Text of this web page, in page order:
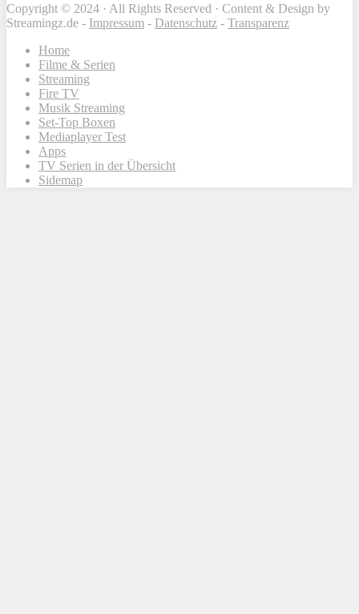
Copyright © 2024 · All Rights Reserved · Content & Design by
Streamingz.de - Impressum - Datenschutz - Transparenz
Home
Filme & Serien
Streaming
Fire TV
Musik Streaming
Set-Top Boxen
Mediaplayer Test
Apps
TV Serien in der Übersicht
Sidemap